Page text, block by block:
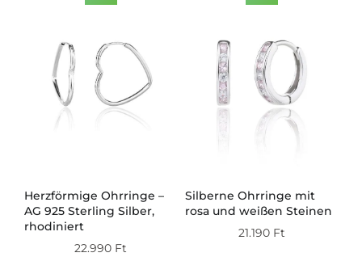
Herzförmige Ohrringe –
AG 925 Sterling Silber,
rhodiniert
22.990 Ft
Silberne Ohrringe mit
rosa und weißen Steinen
21.190 Ft